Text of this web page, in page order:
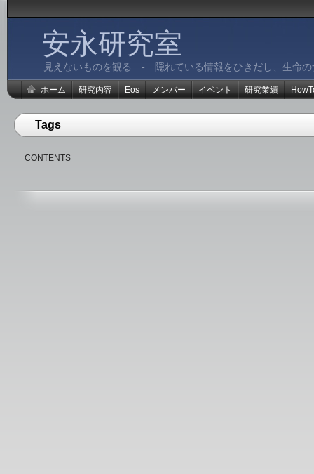
安永研究室
見えないものを観る - 隠れている情報をひきだし、生命の
ホーム 研究内容 Eos メンバー イベント 研究業績
Tags
CONTENTS